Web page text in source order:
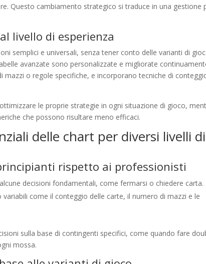
Questo cambiamento strategico si traduce in una gestione
livello di esperienza
semplici e universali, senza tener conto delle varianti di
avanzate sono personalizzate e migliorate
o regole specifiche, e incorporano tecniche di
le proprie strategie in ogni situazione di gioco,
che possono risultare meno efficaci.
delle chart per diversi livelli di
rispetto ai professionisti
decisioni fondamentali, come fermarsi o chiedere carta.
come il conteggio delle carte, il numero di mazzi e le
sulla base di contingenti specifici, come quando fare
mossa.